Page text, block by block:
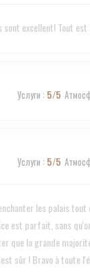
excellent! Tout
Услуги : 5/5
Услуги : 5/5
les palais
est parfait, sans
que la grande
sûr ! Bravo à toute